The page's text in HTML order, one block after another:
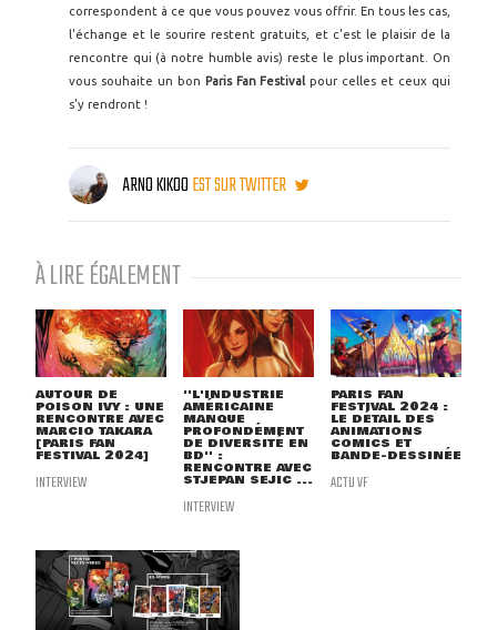
correspondent à ce que vous pouvez vous offrir. En tous les cas,
l'échange et le sourire restent gratuits, et c'est le plaisir de la
rencontre qui (à notre humble avis) reste le plus important. On
vous souhaite un bon Paris Fan Festivalpour celles et ceux qui
s'y rendront !
ARNO KIKOOEST SUR TWITTER
À LIRE ÉGALEMENT
AUTOUR DE
POISON IVY : UNE
RENCONTRE AVEC
MARCIO TAKARA
[PARIS FAN
FESTIVAL 2024]
INTERVIEW
''L'INDUSTRIE
AMÉRICAINE
MANQUE
PROFONDÉMENT
DE DIVERSITÉ EN
BD'' :
RENCONTRE AVEC
STJEPAN SEJIC ...
INTERVIEW
PARIS FAN
FESTIVAL 2024 :
LE DÉTAIL DES
ANIMATIONS
COMICS ET
BANDE-DESSINÉE
ACTU VF